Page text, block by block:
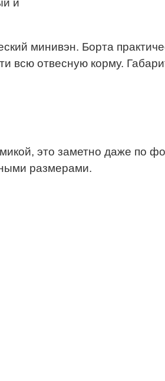
минивэн. Борта
всю отвесную корму.
это заметно даже по
размерами.